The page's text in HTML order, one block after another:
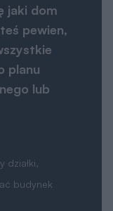
jaki dom
pewien,
planu
lub
działki,
budynek